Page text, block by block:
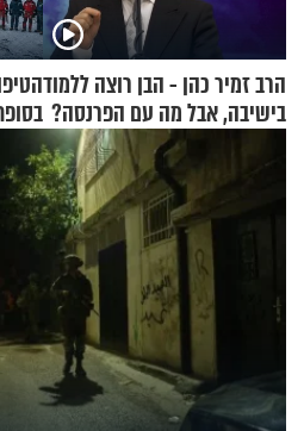
הרב זמיר כהן - הבן רוצה ללמוד
בישיבה, אבל מה עם הפרנסה?